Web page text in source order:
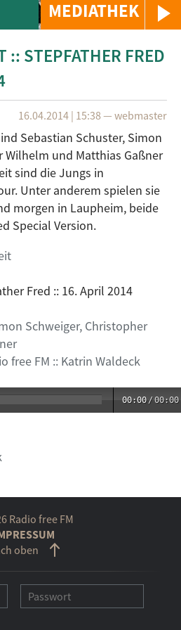
MEDIATHEK
:: STEPFATHER FRED
16.04.2014 | 15:38— webmaster
Sebastian Schuster, Simon
Wilhelm und Matthias Gaßner
sind die Jungs in
Unter anderem spielen sie
morgen in Laupheim, beide
Special Version.
Fred :: 16. April 2014
Schweiger, Christopher
free FM :: Katrin Waldeck
00:00 /00:00
Radio free FM
oben